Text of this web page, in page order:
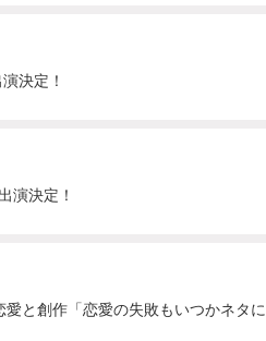
決定！
演決定！
と創作「恋愛の失敗もいつかネタ